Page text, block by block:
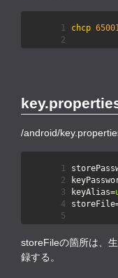
chcp
/android/
keyAlias=
storeFile
storeFileの箇所は、
録する。